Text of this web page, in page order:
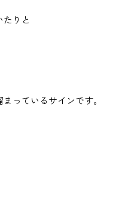
りと
っているサインです。